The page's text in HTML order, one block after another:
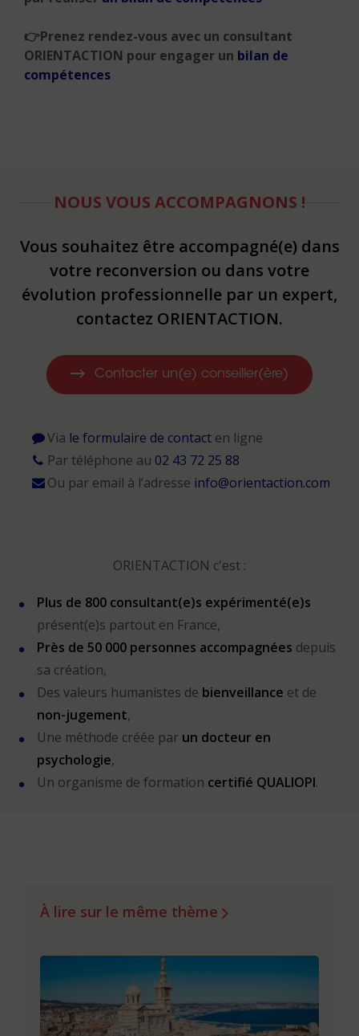
👉Prenez rendez-vous avec un consultant
ORIENTACTION pour engager un bilan de
compétences
NOUS VOUS ACCOMPAGNONS !
Vous souhaitez être accompagné(e) dans
votre reconversion ou dans votre
évolution professionnelle par un expert,
contactez ORIENTACTION.
Contacter un(e) conseiller(ère)
Via le formulaire de contacten ligne
Par téléphone au 02 43 72 25 88
Ou par email à l’adresse info@orientaction.com
ORIENTACTION c'est :
Plus de 800 consultant(e)s expérimenté(e)s
présent(e)s partout en France,
Près de 50 000 personnes accompagnées depuis
sa création,
Des valeurs humanistes de bienveillance et de
non-jugement,
Une méthode créée par un docteur en
psychologie,
Un organisme de formation certifié QUALIOPI.
À lire sur le même thème